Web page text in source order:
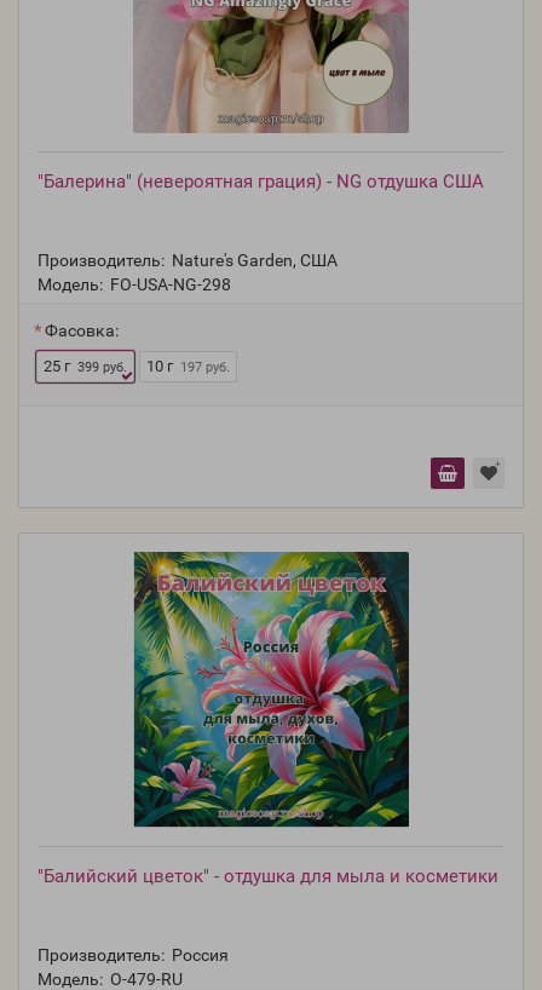
"Балерина" (невероятная грация) - NG отдушка США
Производитель: Nature's Garden, США
Модель: FO-USA-NG-298
Фасовка:
25 г 399 руб. 10 г 197 руб.
"Балийский цветок" - отдушка для мыла и косметики
Производитель: Россия
Модель: O-479-RU